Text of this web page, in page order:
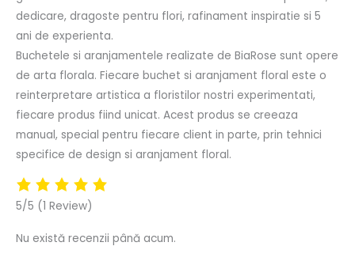
dedicare, dragoste pentru flori, rafinament inspiratie si 5
ani de experienta.
Buchetele si aranjamentele realizate de BiaRose sunt opere
de arta florala. Fiecare buchet si aranjament floral este o
reinterpretare artistica a floristilor nostri experimentati,
fiecare produs fiind unicat. Acest produs se creeaza
manual, special pentru fiecare client in parte, prin tehnici
specifice de design si aranjament floral.
5/5 (1 Review)
Nu există recenzii până acum.